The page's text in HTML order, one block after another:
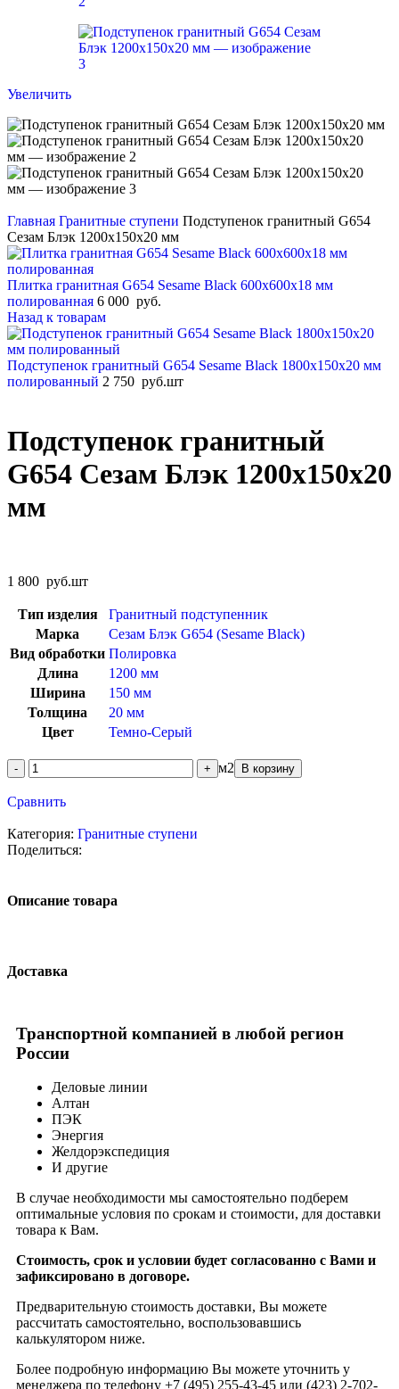
Увеличить
Главная Гранитные ступени Подступенок гранитный G654
Сезам Блэк 1200x150x20 мм
Плитка гранитная G654 Sesame Black 600x600x18 мм
полированная 6 000 руб.
Назад к товарам
Подступенок гранитный G654 Sesame Black 1800x150x20 мм
полированный 2 750 руб.шт
Подступенок гранитный
G654 Сезам Блэк 1200x150x20
мм
1 800 руб.шт
Тип изделия
Гранитный подступенник
Марка
Сезам Блэк G654 (Sesame Black)
Вид обработки Полировка
Длина
1200 мм
Ширина
150 мм
Толщина
20 мм
Цвет
Темно-Серый
м2 В корзину
Сравнить
Категория: Гранитные ступени
Поделиться:
Описание товара
Доставка
Транспортной компанией в любой регион
России
Деловые линии
Алтан
ПЭК
Энергия
Желдорэкспедиция
И другие
В случае необходимости мы самостоятельно подберем
оптимальные условия по срокам и стоимости, для доставки
товара к Вам.
Стоимость, срок и условии будет согласованно с Вами и
зафиксировано в договоре.
Предварительную стоимость доставки, Вы можете
рассчитать самостоятельно, воспользовавшись
калькулятором ниже.
Более подробную информацию Вы можете уточнить у
менеджера по телефону +7 (495) 255-43-45 или (423) 2-702-